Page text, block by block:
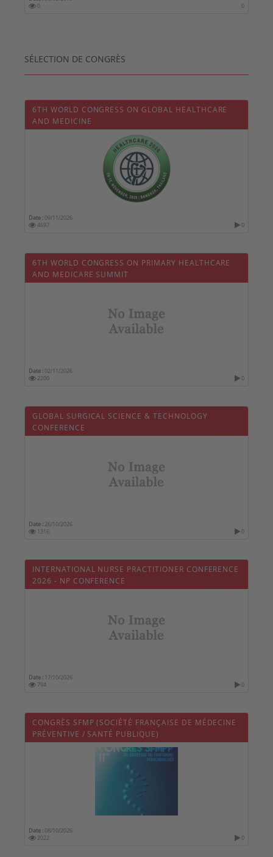
0
0
SÉLECTION DE CONGRÈS
6TH WORLD CONGRESS ON GLOBAL HEALTHCARE
AND MEDICINE
Date :09/11/2026
4697
0
6TH WORLD CONGRESS ON PRIMARY HEALTHCARE
AND MEDICARE SUMMIT
Date :02/11/2026
2200
0
GLOBAL SURGICAL SCIENCE & TECHNOLOGY
CONFERENCE
Date : 26/10/2026
1316
0
INTERNATIONAL NURSE PRACTITIONER CONFERENCE
2026 - NP CONFERENCE
Date : 17/10/2026
794
0
CONGRÈS SFMP (SOCIÉTÉ FRANÇAISE DE MÉDECINE
PRÉVENTIVE / SANTÉ PUBLIQUE)
Date :08/10/2026
2022
0